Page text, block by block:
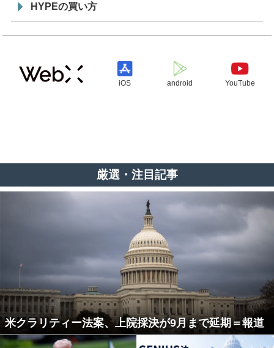
HYPEの買い方
iOS android YouTube
厳選・注目記事
米クラリティー法案、上院採決が9月まで延期＝報道